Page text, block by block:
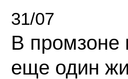
31/07
В промзоне
еще один